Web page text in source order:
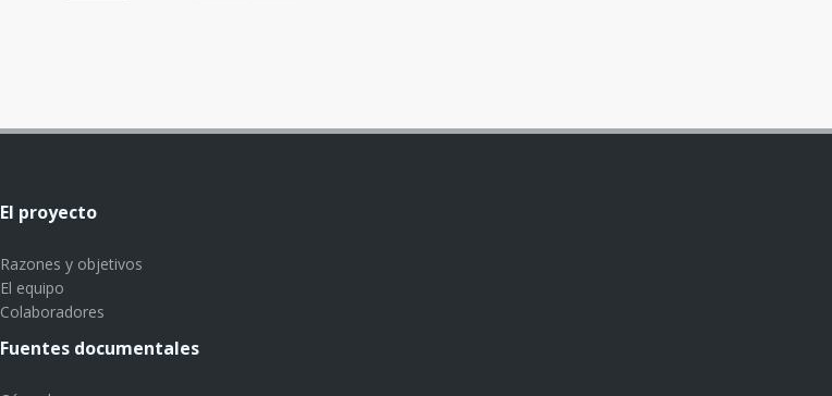
El proyecto
Razones y objetivos
El equipo
Colaboradores
Fuentes documentales